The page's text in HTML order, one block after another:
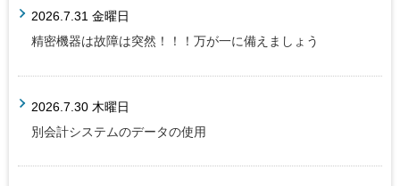
2026.7.31 金曜日
精密機器は故障は突然！！！万が一に備えましょう
2026.7.30 木曜日
別会計システムのデータの使用